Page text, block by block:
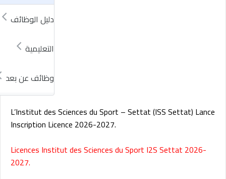
دليل الوظائف
التعليمية
وظائف عن بعد
L’Institut des Sciences du Sport – Settat (ISS Settat) Lance
Inscription Licence 2026-2027.
Licences Institut des Sciences du Sport I2S Settat 2026-
2027.